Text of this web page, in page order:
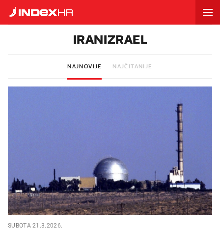
IRANIZRAEL
NAJNOVIJE NAJČITANIJE
SUBOTA 21.3.2026.